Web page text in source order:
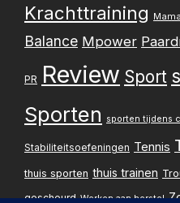
Krachttraining
Balance Mpower
PR Review Sport
Sporten sporten tijdens
Stabiliteitsoefeningen Tennis
thuis sporten thuis trainen
gescheurd Werken aan herstel